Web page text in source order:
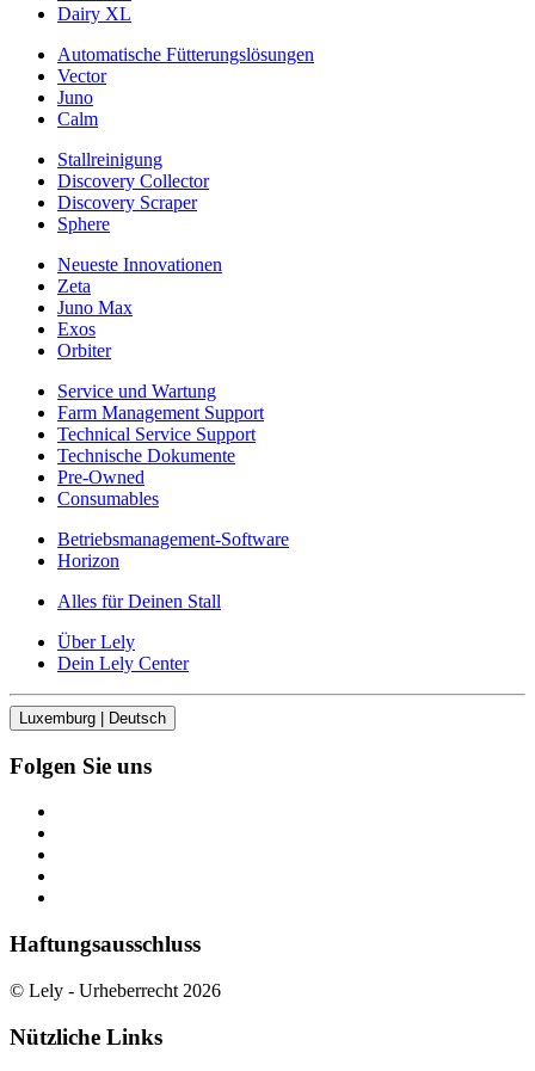
Dairy XL
Automatische Fütterungslösungen
Vector
Juno
Calm
Stallreinigung
Discovery Collector
Discovery Scraper
Sphere
Neueste Innovationen
Zeta
Juno Max
Exos
Orbiter
Service und Wartung
Farm Management Support
Technical Service Support
Technische Dokumente
Pre-Owned
Consumables
Betriebsmanagement-Software
Horizon
Alles für Deinen Stall
Über Lely
Dein Lely Center
Luxemburg | Deutsch
Folgen Sie uns
Haftungsausschluss
© Lely - Urheberrecht 2026
Nützliche Links